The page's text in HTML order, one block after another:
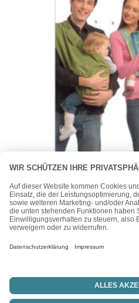
McCall's
McCall’s Schnittmuster
Tragebeutel
15,50€